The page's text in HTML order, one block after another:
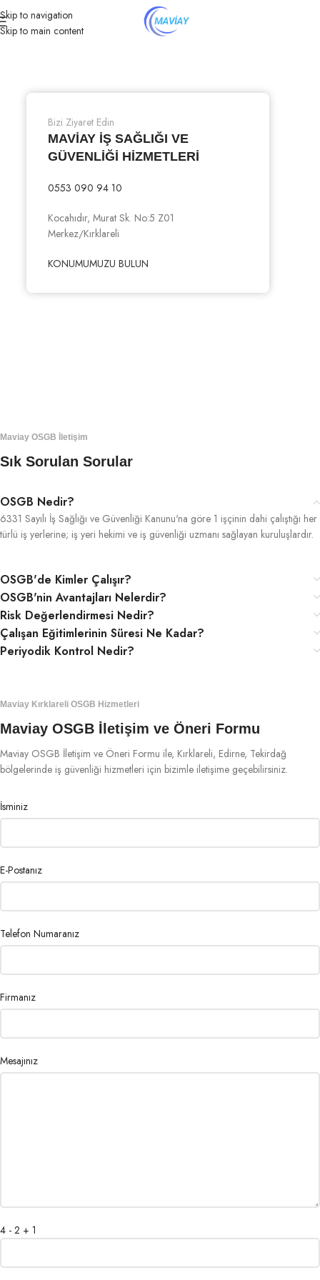
Skip to navigation
Skip to main content
Bizi Ziyaret Edin
MAVİAY İŞ SAĞLIĞI VE
GÜVENLİĞİ HİZMETLERİ
0553 090 94 10
Kocahıdır, Murat Sk. No:5 Z01
Merkez/Kırklareli
KONUMUMUZU BULUN
Maviay OSGB İletişim
Sık Sorulan Sorular
OSGB Nedir?
6331 Sayılı İş Sağlığı ve Güvenliği Kanunu'na göre 1 işçinin dahi çalıştığı her
türlü iş yerlerine; iş yeri hekimi ve iş güvenliği uzmanı sağlayan kuruluşlardır.
OSGB'de Kimler Çalışır?
OSGB'nin Avantajları Nelerdir?
Risk Değerlendirmesi Nedir?
Çalışan Eğitimlerinin Süresi Ne Kadar?
Periyodik Kontrol Nedir?
Maviay Kırklareli OSGB Hizmetleri
Maviay OSGB İletişim ve Öneri Formu
Maviay OSGB İletişim ve Öneri Formu ile, Kırklareli, Edirne, Tekirdağ
bölgelerinde iş güvenliği hizmetleri için bizimle iletişime geçebilirsiniz.
İsminiz
E-Postanız
Telefon Numaranız
Firmanız
Mesajınız
4 - 2 + 1